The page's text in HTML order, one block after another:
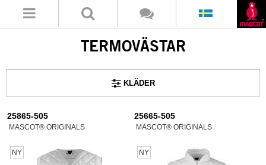
TERMOVÄSTAR
KLÄDER
25865-505
MASCOT® ORIGINALS
NY
25665-505
MASCOT® ORIGINALS
NY